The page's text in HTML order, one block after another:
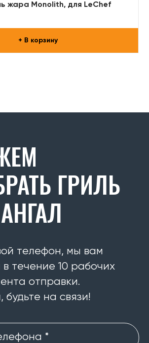
жара Monolith, для LeChef
+ В корзину
ГРИЛЬ
телефон, мы вам
течение 10 рабочих
отправки.
будьте на связи!
*